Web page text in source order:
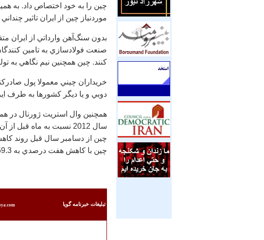
چين را به خود اختصاص داد. به
موردنياز چين از ايران تاثير
بدون سنگ‌آهن وارداتي از ايران
صنعت فولادسازي به تامين
كنند. چين همچنين نيم نگاهي به
خريداران چيني معمولا پول
دوبي و يا ديگر كشورها به طرف
همچنين وال استريت ژورنال در
چين از دسامبر سال قبل روند
چين با كاهش هفت درصدي به 59.3 ميلون تن رسيد.
تبليغات خبرنامه گويا